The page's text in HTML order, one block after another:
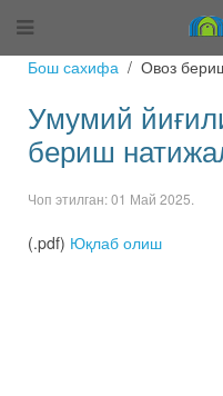
Бош сахифа Овоз
Умумий
бериш
Чоп этилган:01 Май 2025
(.pdf) Юқлаб олиш